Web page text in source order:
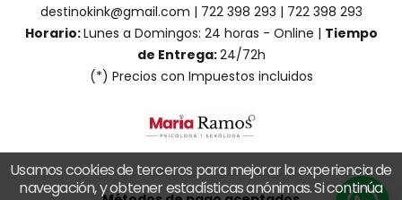
destinokink@gmail.com | 722 398 293 | 722 398 293
Horario:Lunes a Domingos: 24 horas - Online | Tiempo
de Entrega:24/72h
(*) Precios con Impuestos incluidos
Usamos cookies de terceros para mejorar la experiencia de
navegación, y obtener estadísticas anónimas. Si continúa